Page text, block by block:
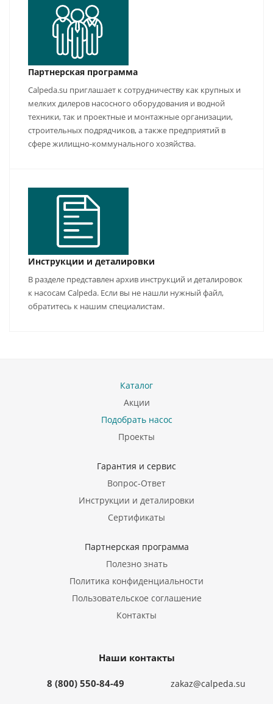
Партнерская программа
Calpeda.su приглашает к сотрудничеству как крупных и
мелких дилеров насосного оборудования и водной
техники, так и проектные и монтажные организации,
строительных подрядчиков, а также предприятий в
сфере жилищно-коммунального хозяйства.
Инструкции и деталировки
В разделе представлен архив инструкций и деталировок
к насосам Calpeda. Если вы не нашли нужный файл,
обратитесь к нашим специалистам.
Каталог
Акции
Подобрать насос
Проекты
Гарантия и сервис
Вопрос-Ответ
Инструкции и деталировки
Сертификаты
Партнерская программа
Полезно знать
Политика конфиденциальности
Пользовательское соглашение
Контакты
Наши контакты
8 (800) 550-84-49 zakaz@calpeda.su